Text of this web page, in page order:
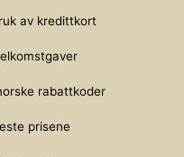
av kredittkort
rabattkoder
prisene